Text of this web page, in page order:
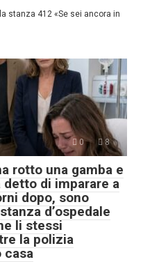
stanza 412 «Se sei ancora in
0 8
rotto una gamba e
di imparare a
dopo, sono
d’ospedale
li stessi
la polizia
casa